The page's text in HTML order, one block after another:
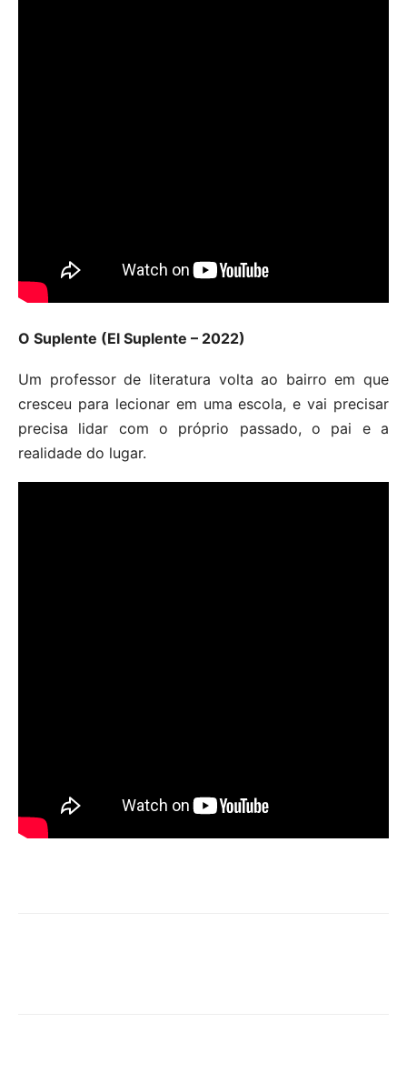
O Suplente (El Suplente – 2022)
Um professor de literatura volta ao bairro em que
cresceu para lecionar em uma escola, e vai precisar
precisa lidar com o próprio passado, o pai e a
realidade do lugar.